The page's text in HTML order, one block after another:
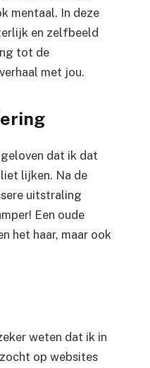
mentaal. In deze
en zelfbeeld
tot de
met jou.
dat ik dat
lijken. Na de
uitstraling
Een oude
het haar, maar ook
weten dat ik in
op websites